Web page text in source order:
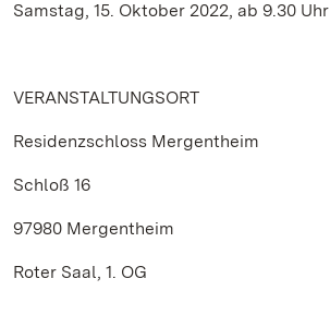
Samstag, 15. Oktober 2022, ab 9.30 Uhr
VERANSTALTUNGSORT
Residenzschloss Mergentheim
Schloß 16
97980 Mergentheim
Roter Saal, 1. OG